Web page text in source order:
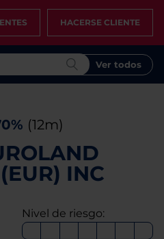
HACERSE CLIENTE
Ver todos
(12m)
INC
Nivel de riesgo: